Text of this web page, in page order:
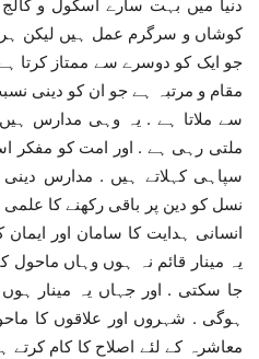
دنیا میں بہت سارے اسکول و
کوشاں و سرگرم عمل ہیں لیکن ہر
جو ایک کو دوسرے سے ممتاز کرتا
مقام و مرتبہ ہے جو ان کو دینی
سے ملاتا ہے . یہ وہی مدارس
ملتی رہی ہے . اور امت کو مفکر
سپاہی کہلاتے ہیں . مدارس
نسل کو دین پر باقی رکھنے کا
انسانی ہدایت کا سامان اور
یہ مینار قائم نہ ہوں وہاں
جا سکتی . اور جہاں یہ مینار
ہوگی . شہروں اور علاقوں کا
معاشرہ کے لئے اصلاح کا کام